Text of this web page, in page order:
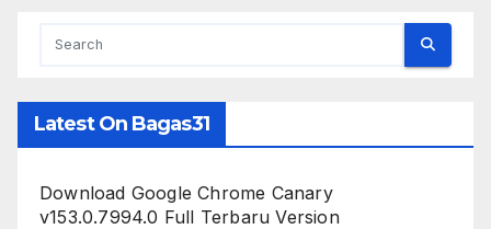
Latest On Bagas31
Download Google Chrome Canary
v153.0.7994.0 Full Terbaru Version